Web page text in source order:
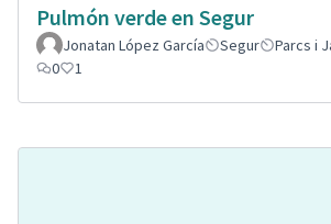
Pulmón verde en Segur
Jonatan López García
Segur
Parcs i
0
1